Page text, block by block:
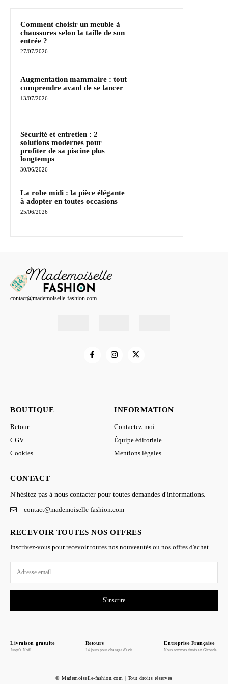
Comment choisir un meuble à
chaussures selon la taille de son
entrée ?
27/07/2026
Augmentation mammaire : tout
comprendre avant de se lancer
13/07/2026
Sécurité et entretien : 2
solutions modernes pour
profiter de sa piscine plus
longtemps
30/06/2026
La robe midi : la pièce élégante
à adopter en toutes occasions
25/06/2026
contact@mademoiselle-fashion.com
BOUTIQUE
Retour
CGV
Cookies
INFORMATION
Contactez-moi
Équipe éditoriale
Mentions légales
CONTACT
N'hésitez pas à nous contacter pour toutes demandes d'informations.
contact@mademoiselle-fashion.com
RECEVOIR TOUTES NOS OFFRES
Inscrivez-vous pour recevoir toutes nos nouveautés ou nos offres d'achat.
S'inscrire
Livraison gratuite
Jusqu'a Noël.
Retours
14 jours pour changer d'avis.
Entreprise Française
Nous sommes situés en Gironde.
© Mademoiselle-fashion.com | Tout droits réservés